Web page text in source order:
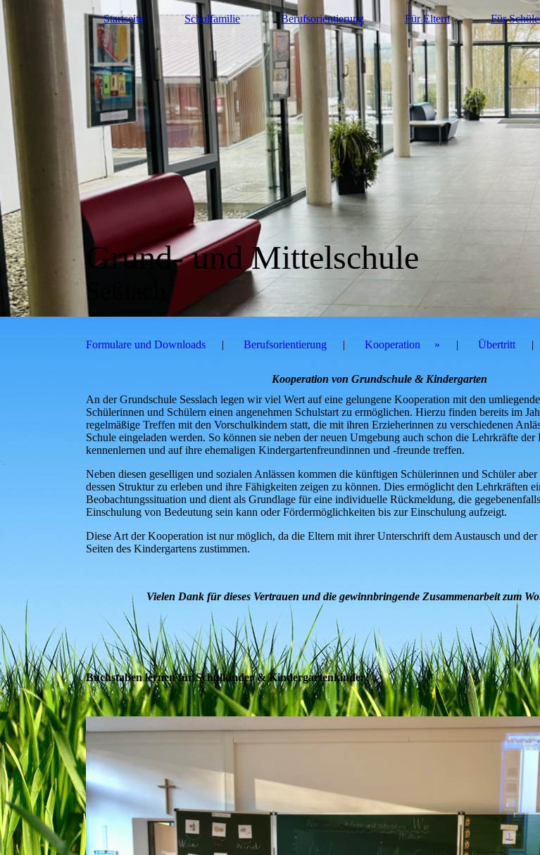
Startseite Schulfamilie Berufsorientierung Für Eltern Für
Grund- und Mittelschule
Seßlach
Formulare und Downloads Berufsorientierung Kooperation Übertritt
Kooperation von Grundschule & Kindergarten
An der Grundschule Sesslach legen wir viel Wert auf eine gelungene Kooperation mit den
Schülerinnen und Schülern einen angenehmen Schulstart zu ermöglichen. Hierzu finden bereits im
regelmäßige Treffen mit den Vorschulkindern statt, die mit ihren Erzieherinnen zu verschiedenen
Schule eingeladen werden. So können sie neben der neuen Umgebung auch schon die Lehrkräfte der
kennenlernen und auf ihre ehemaligen Kindergartenfreundinnen und -freunde treffen.
Neben diesen geselligen und sozialen Anlässen kommen die künftigen Schülerinnen und Schüler
dessen Struktur zu erleben und ihre Fähigkeiten zeigen zu können. Dies ermöglicht den Lehrkräften
Beobachtungssituation und dient als Grundlage für eine individuelle Rückmeldung, die
Einschulung von Bedeutung sein kann oder Fördermöglichkeiten bis zur Einschulung aufzeigt.
Diese Art der Kooperation ist nur möglich, da die Eltern mit ihrer Unterschrift dem Austausch und
Seiten des Kindergartens zustimmen.
Vielen Dank für dieses Vertrauen und die gewinnbringende Zusammenarbeit zum
Buchstaben lernen für Schulkinder & Kindergartenkinder!